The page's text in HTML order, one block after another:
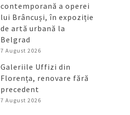
contemporană a operei
lui Brâncuși, în expoziție
de artă urbană la
Belgrad
7 August 2026
Galeriile Uffizi din
Florența, renovare fără
precedent
7 August 2026